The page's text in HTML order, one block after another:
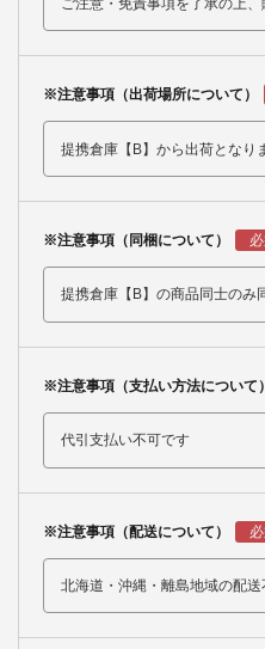
※注意事項（出荷場所について）
※注意事項（同梱について）
※注意事項（支払い方法について）
※注意事項（配送について）